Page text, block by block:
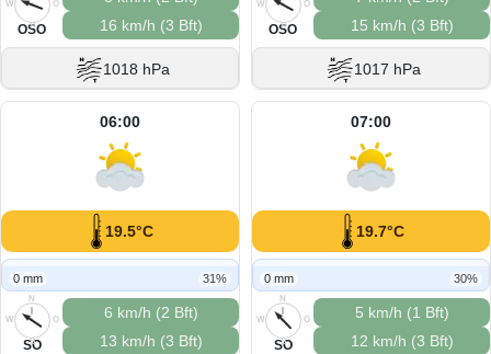
O
S
W
OSO
16 km/h (3 Bft)
1018 hPa
O
S
W
OSO
15 km/h (3 Bft)
1017 hPa
06:00
19.5°C
0 mm 31%
N
O
S
W
SO
6 km/h (2 Bft)
13 km/h (3 Bft)
07:00
19.7°C
0 mm 30%
N
O
S
W
SO
5 km/h (1 Bft)
12 km/h (3 Bft)